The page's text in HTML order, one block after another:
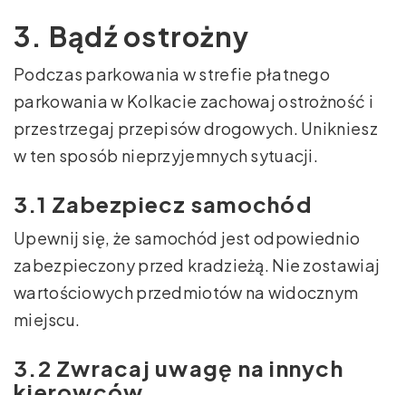
3. Bądź ostrożny
Podczas parkowania w strefie płatnego
parkowania w Kolkacie zachowaj ostrożność i
przestrzegaj przepisów drogowych. Unikniesz
w ten sposób nieprzyjemnych sytuacji.
3.1 Zabezpiecz samochód
Upewnij się, że samochód jest odpowiednio
zabezpieczony przed kradzieżą. Nie zostawiaj
wartościowych przedmiotów na widocznym
miejscu.
3.2 Zwracaj uwagę na innych